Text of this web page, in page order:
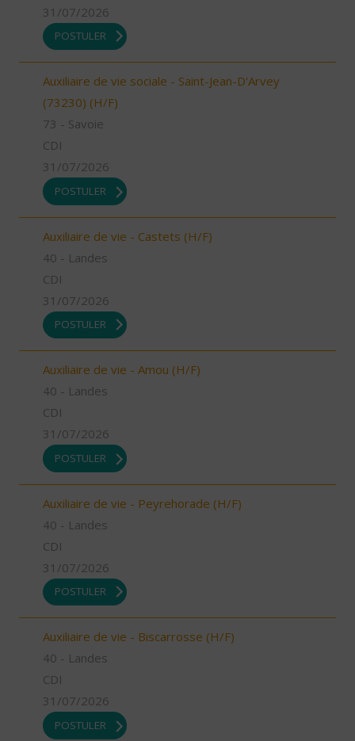
31/07/2026
POSTULER
Auxiliaire de vie sociale - Saint-Jean-D'Arvey
(73230) (H/F)
73 - Savoie
CDI
31/07/2026
POSTULER
Auxiliaire de vie - Castets (H/F)
40 - Landes
CDI
31/07/2026
POSTULER
Auxiliaire de vie - Amou (H/F)
40 - Landes
CDI
31/07/2026
POSTULER
Auxiliaire de vie - Peyrehorade (H/F)
40 - Landes
CDI
31/07/2026
POSTULER
Auxiliaire de vie - Biscarrosse (H/F)
40 - Landes
CDI
31/07/2026
POSTULER